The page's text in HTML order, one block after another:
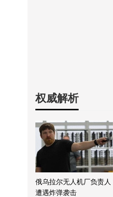
权威解析
俄乌拉尔无人机厂负责人
遭遇炸弹袭击